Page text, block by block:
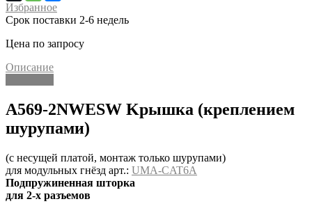
Избранное
Срок поставки 2-6 недель
Цена по запросу
Описание
A569-2NWESW Kрышка (креплением
шурупами)
(с несущей платой, монтаж только шурупами)
для модульных гнёзд арт.: UMA-CAT6A
Подпружиненная шторка
для 2-х разъемов